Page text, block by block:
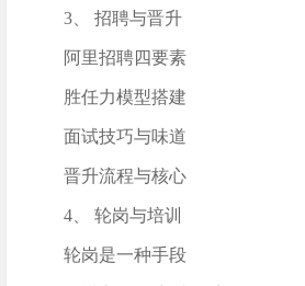
3、 招聘与晋升
阿里招聘四要素
胜任力模型搭建
面试技巧与味道
晋升流程与核心
4、 轮岗与培训
轮岗是一种手段